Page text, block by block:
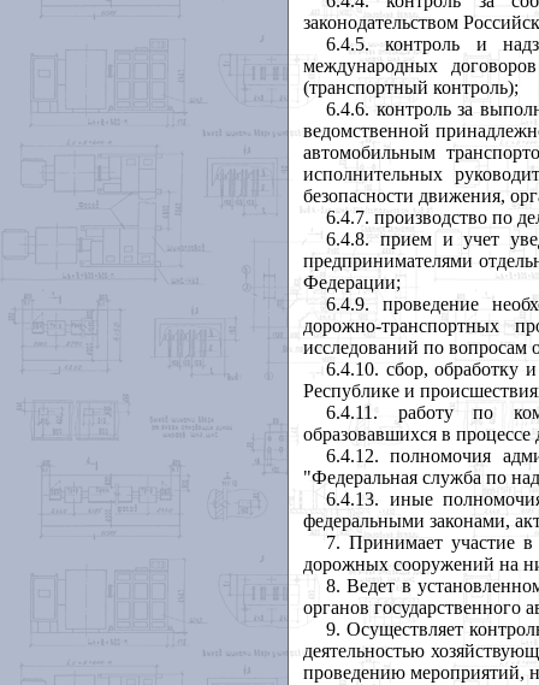
законодательством
6.4.5. контроль и
международных
(транспортный контроль);
6.4.6. контроль за
ведомственной
автомобильным
исполнительных
безопасности движения,
6.4.7. производство по
6.4.8. прием и учет
предпринимателями
Федерации;
6.4.9. проведение
дорожно-транспортных
исследований по вопросам
6.4.10. сбор, обработку
Республике и
6.4.11. работу по
образовавшихся в процессе
6.4.12. полномочия
"Федеральная служба по
6.4.13. иные
федеральными законами,
7. Принимает участие
дорожных сооружений на
8. Ведет в
органов государственного
9. Осуществляет
деятельностью
проведению мероприятий,